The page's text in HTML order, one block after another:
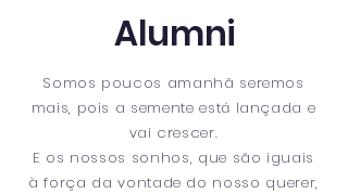
Alumni
Somos poucos amanhã seremos
mais, pois a semente está lançada e
vai crescer.
E os nossos sonhos, que são iguais
à força da vontade do nosso querer,